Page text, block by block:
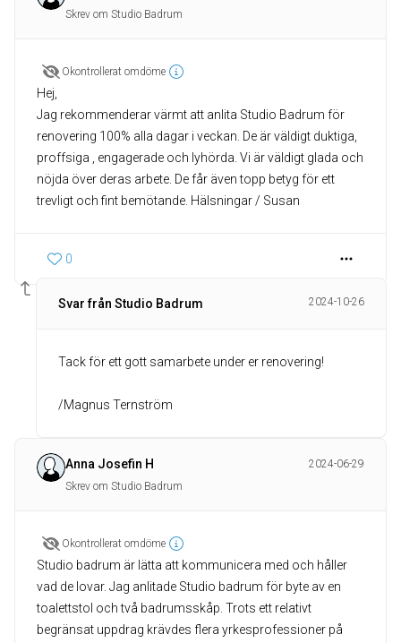
Skrev om Studio Badrum
Okontrollerat omdöme
Hej,
Jag rekommenderar värmt att anlita Studio Badrum för
renovering 100% alla dagar i veckan. De är väldigt duktiga,
proffsiga , engagerade och lyhörda. Vi är väldigt glada och
nöjda över deras arbete. De får även topp betyg för ett
trevligt och fint bemötande. Hälsningar / Susan
0
Svar från Studio Badrum 2024-10-26
Tack för ett gott samarbete under er renovering!
/Magnus Ternström
Anna Josefin H
2024-06-29
Skrev om Studio Badrum
Okontrollerat omdöme
Studio badrum är lätta att kommunicera med och håller
vad de lovar. Jag anlitade Studio badrum för byte av en
toalettstol och två badrumsskåp. Trots ett relativt
begränsat uppdrag krävdes flera yrkesprofessioner på